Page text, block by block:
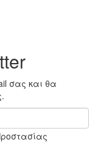
σας και θα